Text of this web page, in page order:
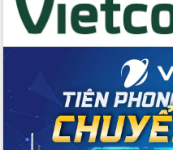
Du lịch Đắk Lắk nâng tầm trải nghiệm
du khách thông qua Hệ thống cơ sở dữ
Tập huấn ứng dụng trí tuệ nhân tạo (AI)
trong thương mại điện tử năm 2026
Đoàn đại biểu Quốc hội tỉnh Đắk Lắk
trao đổi thông tin trước Kỳ họp thứ
nhất, Quốc hội khóa XVI